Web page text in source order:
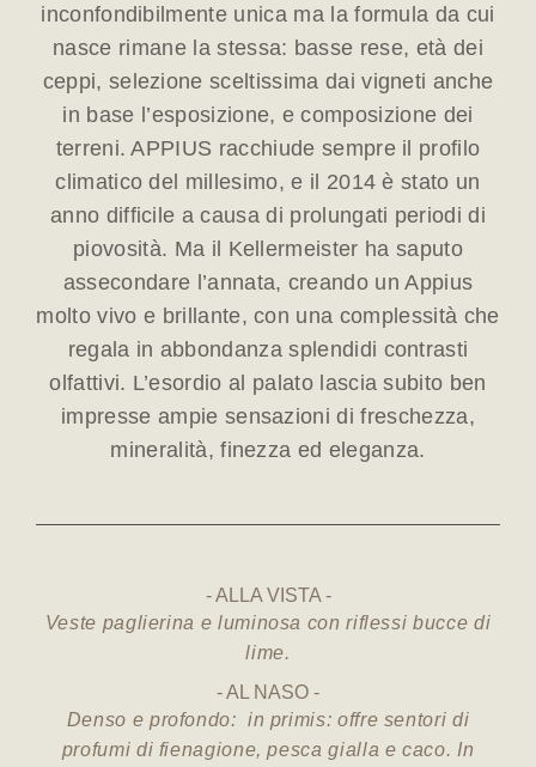
inconfondibilmente unica ma la formula da cui
nasce rimane la stessa: basse rese, età dei
ceppi, selezione sceltissima dai vigneti anche
in base l’esposizione, e composizione dei
terreni. APPIUS racchiude sempre il profilo
climatico del millesimo, e il 2014 è stato un
anno difficile a causa di prolungati periodi di
piovosità. Ma il Kellermeister ha saputo
assecondare l’annata, creando un Appius
molto vivo e brillante, con una complessità che
regala in abbondanza splendidi contrasti
olfattivi. L’esordio al palato lascia subito ben
impresse ampie sensazioni di freschezza,
mineralità, finezza ed eleganza.
ALLA VISTA
Veste paglierina e luminosa con riflessi bucce di
lime.
AL NASO
Denso e profondo: in primis: offre sentori di
profumi di fienagione, pesca gialla e caco. In